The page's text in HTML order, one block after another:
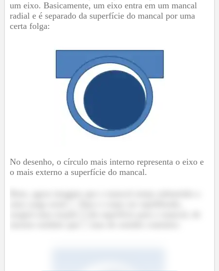
um eixo. Basicamente, um eixo entra em um mancal
radial e é separado da superfície do mancal por uma
certa folga:
No desenho, o círculo mais interno representa o eixo e
o mais externo a superfície do mancal.